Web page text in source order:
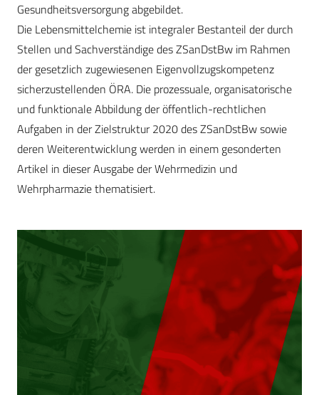
Gesundheitsversorgung abgebildet.
Die Lebensmittelchemie ist integraler Bestanteil der durch
Stellen und Sachverständige des ZSanDstBw im Rahmen
der gesetzlich zugewiesenen Eigenvollzugskompetenz
sicherzustellenden ÖRA. Die prozessuale, organisatorische
und funktionale Abbildung der öffentlich-rechtlichen
Aufgaben in der Zielstruktur 2020 des ZSanDstBw sowie
deren Weiterentwicklung werden in einem gesonderten
Artikel in dieser Ausgabe der Wehrmedizin und
Wehrpharmazie thematisiert.